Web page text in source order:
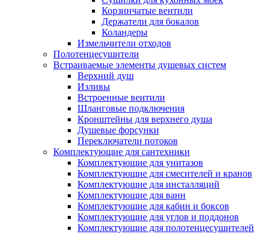
Корзинчатые вентили
Держатели для бокалов
Коландеры
Измельчители отходов
Полотенцесушители
Встраиваемые элементы душевых систем
Верхний душ
Изливы
Встроенные вентили
Шланговые подключения
Кронштейны для верхнего душа
Душевые форсунки
Переключатели потоков
Комплектующие для сантехники
Комплектующие для унитазов
Комплектующие для смесителей и кранов
Комплектующие для инсталляций
Комплектующие для ванн
Комплектующие для кабин и боксов
Комплектующие для углов и поддонов
Комплектующие для полотенцесушителей